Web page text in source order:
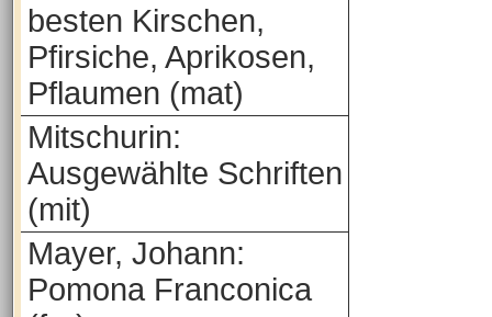
besten Kirschen,
Pfirsiche, Aprikosen,
Pflaumen (mat)
Mitschurin:
Ausgewählte Schriften
(mit)
Mayer, Johann:
Pomona Franconica